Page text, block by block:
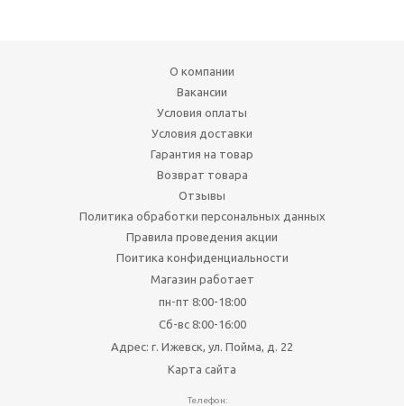
О компании
Вакансии
Условия оплаты
Условия доставки
Гарантия на товар
Возврат товара
Отзывы
Политика обработки персональных данных
Правила проведения акции
Поитика конфиденциальности
Магазин работает
пн-пт 8:00-18:00
Сб-вс 8:00-16:00
Адрес: г. Ижевск, ул. Пойма, д. 22
Карта сайта
Телефон: